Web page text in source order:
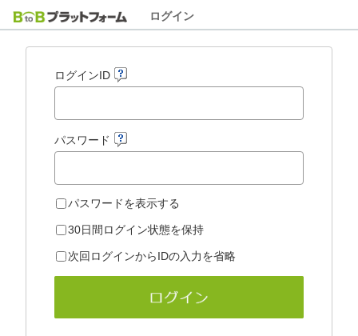
ログイン
ログインID
パスワード
パスワードを表示する
30日間ログイン状態を保持
次回ログインからIDの入力を省略